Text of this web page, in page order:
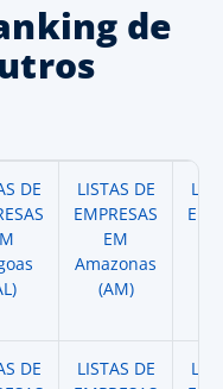
de
DE
LISTAS DE
EMPRESAS
EM
Amazonas
(AM)
DE
LISTAS DE